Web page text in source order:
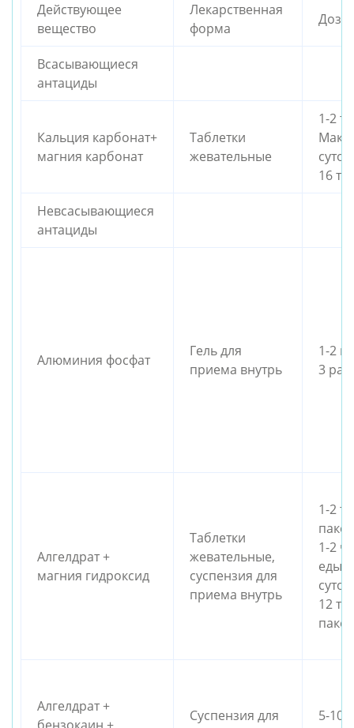
Действующее
вещество
Лекарственная
форма
Всасывающиеся
антациды
Кальция карбонат+
магния карбонат
Таблетки
жевательные
1-2
16
Невсасывающиеся
антациды
Алюминия фосфат
Гель для
приема внутрь
1-2
3
Алгелдрат +
магния гидроксид
Таблетки
жевательные,
суспензия для
приема внутрь
1-2
1-2
еды
12
Алгелдрат +
Суспензия для
5-10